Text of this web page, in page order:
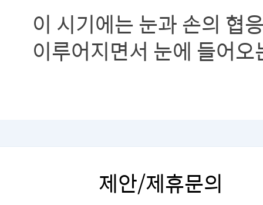
이 시기에는 눈과 손의 협
이루어지면서 눈에 들어오
제안/제휴문의